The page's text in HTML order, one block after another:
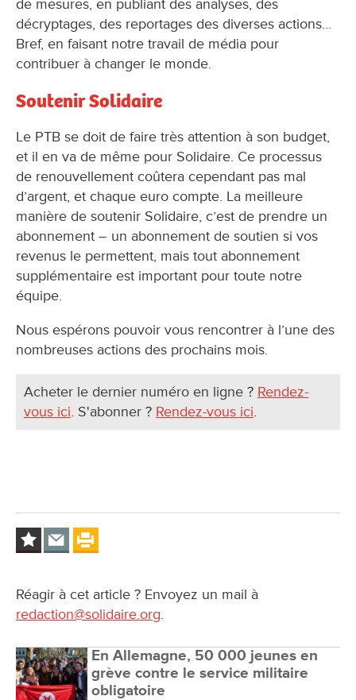
de mesures, en publiant des analyses, des
décryptages, des reportages des diverses actions…
Bref, en faisant notre travail de média pour
contribuer à changer le monde.
Soutenir Solidaire
Le PTB se doit de faire très attention à son budget,
et il en va de même pour Solidaire. Ce processus
de renouvellement coûtera cependant pas mal
d’argent, et chaque euro compte. La meilleure
manière de soutenir Solidaire, c’est de prendre un
abonnement – un abonnement de soutien si vos
revenus le permettent, mais tout abonnement
supplémentaire est important pour toute notre
équipe.
Nous espérons pouvoir vous rencontrer à l’une des
nombreuses actions des prochains mois.
Acheter le dernier numéro en ligne ? Rendez-
vous ici. S'abonner ? Rendez-vous ici.
Réagir à cet article ? Envoyez un mail à
redaction@solidaire.org.
En Allemagne, 50 000 jeunes en
grève contre le service militaire
obligatoire